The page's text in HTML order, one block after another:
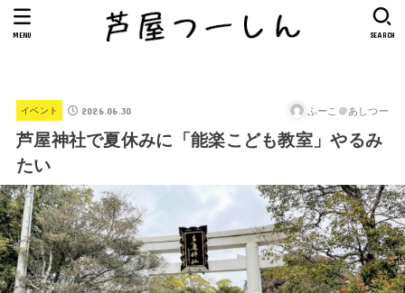
SEARCH
MENU
イベント 2026.06.30 ふーこ＠あしつー
芦屋神社で夏休みに「能楽こども教室」やるみ
たい